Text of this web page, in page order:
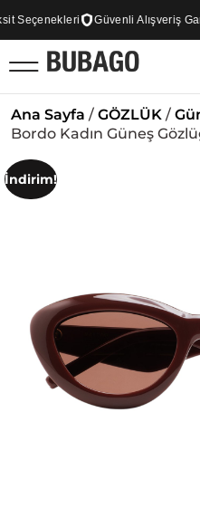
Güvenli Alışveriş
Ana Sayfa / GÖZLÜK /
Bordo Kadın Güneş
İndirim!